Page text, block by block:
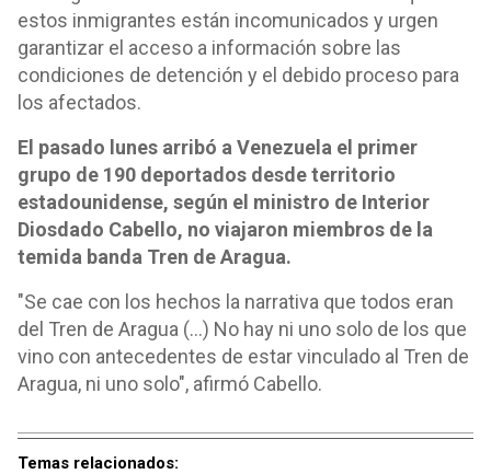
estos inmigrantes están incomunicados y urgen
garantizar el acceso a información sobre las
condiciones de detención y el debido proceso para
los afectados.
El pasado lunes arribó a Venezuela el primer
grupo de 190 deportados desde territorio
estadounidense, según el ministro de Interior
Diosdado Cabello, no viajaron miembros de la
temida banda Tren de Aragua.
"Se cae con los hechos la narrativa que todos eran
del Tren de Aragua (…) No hay ni uno solo de los que
vino con antecedentes de estar vinculado al Tren de
Aragua, ni uno solo", afirmó Cabello.
Temas relacionados: